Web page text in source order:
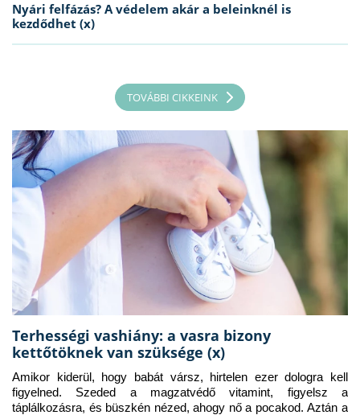
Nyári felfázás? A védelem akár a beleinknél is
kezdődhet (x)
TOVÁBBI CIKKEINK
Terhességi vashiány: a vasra bizony
kettőtöknek van szüksége (x)
Amikor kiderül, hogy babát vársz, hirtelen ezer dologra kell
figyelned. Szeded a magzatvédő vitamint, figyelsz a
táplálkozásra, és büszkén nézed, ahogy nő a pocakod. Aztán a